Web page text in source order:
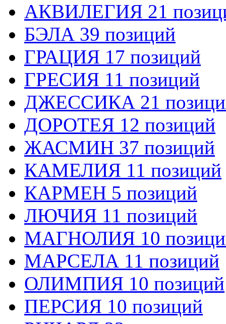
АКВИЛЕГИЯ 21
БЭЛА 39 позиций
ГРАЦИЯ 17 позиций
ГРЕСИЯ 11 позиций
ДЖЕССИКА 21
ДОРОТЕЯ 12 позиций
ЖАСМИН 37 позиций
КАМЕЛИЯ 11 позиций
КАРМЕН 5 позиций
ЛЮЧИЯ 11 позиций
МАГНОЛИЯ 10
МАРСЕЛА 11 позиций
ОЛИМПИЯ 10 позиций
ПЕРСИЯ 10 позиций